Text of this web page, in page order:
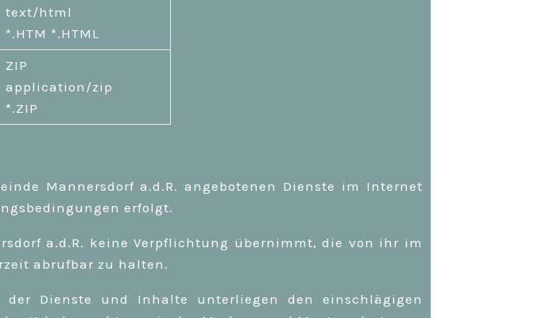
text/html
*.HTM *.HTML
ZIP
application/zip
*.ZIP
Mannersdorf a.d.R. angebotenen Dienste im Internet
erfolgt.
a.d.R. keine Verpflichtung übernimmt, die von ihr im
abrufbar zu halten.
Dienste und Inhalte unterliegen den einschlägigen